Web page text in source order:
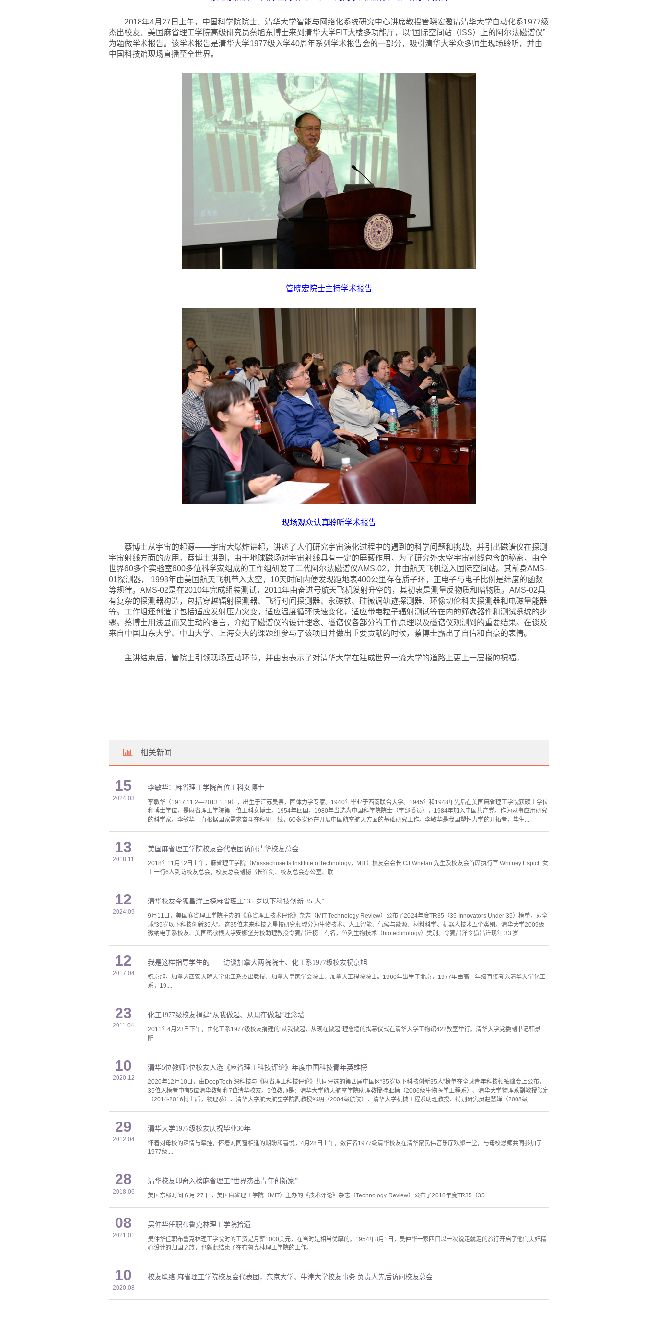
2018年4月27日上午，中国科学院院士、清华大学智能与网络化系统研究中心讲席教授管晓宏邀请清华大学自动化系1977级
杰出校友、美国麻省理工学院高级研究员蔡旭东博士来到清华大学FIT大楼多功能厅，以“国际空间站（ISS）上的阿尔法磁谱仪”
为题做学术报告。该学术报告是清华大学1977级入学40周年系列学术报告会的一部分，吸引清华大学众多师生现场聆听，并由
中国科技馆现场直播至全世界。
管晓宏院士主持学术报告
现场观众认真聆听学术报告
蔡博士从宇宙的起源——宇宙大爆炸讲起，讲述了人们研究宇宙演化过程中的遇到的科学问题和挑战，并引出磁谱仪在探测
宇宙射线方面的应用。蔡博士讲到，由于地球磁场对宇宙射线具有一定的屏蔽作用，为了研究外太空宇宙射线包含的秘密，由全
世界60多个实验室600多位科学家组成的工作组研发了二代阿尔法磁谱仪AMS-02，并由航天飞机送入国际空间站。其前身AMS-
01探测器， 1998年由美国航天飞机带入太空，10天时间内便发现距地表400公里存在质子环，正电子与电子比例是纬度的函数
等规律。AMS-02是在2010年完成组装测试，2011年由奋进号航天飞机发射升空的，其初衷是测量反物质和暗物质。AMS-02具
有复杂的探测器构造，包括穿越辐射探测器、飞行时间探测器、永磁铁、硅微调轨迹探测器、环像切伦科夫探测器和电磁量能器
等。工作组还创造了包括适应发射压力突变，适应温度循环快速变化，适应带电粒子辐射测试等在内的筛选器件和测试系统的步
骤。蔡博士用浅显而又生动的语言，介绍了磁谱仪的设计理念、磁谱仪各部分的工作原理以及磁谱仪观测到的重要结果。在谈及
来自中国山东大学、中山大学、上海交大的课题组参与了该项目并做出重要贡献的时候，蔡博士露出了自信和自豪的表情。
主讲结束后，管院士引领现场互动环节，并由衷表示了对清华大学在建成世界一流大学的道路上更上一层楼的祝福。
相关新闻
15
2024.03
李敏华：麻省理工学院首位工科女博士
李敏华（1917.11.2—2013.1.19），出生于江苏吴县，固体力学专家。1940年毕业于西南联合大学。1945年和1948年先后在美国麻省理工学院获硕士学位
和博士学位，是麻省理工学院第一位工科女博士。1954年回国，1980年当选为中国科学院院士（学部委员），1984年加入中国共产党。作为从事应用研究
的科学家，李敏华一直根据国家需求奋斗在科研一线，60多岁还在开展中国航空航天方面的基础研究工作。李敏华是我国塑性力学的开拓者，毕生...
13
2018.11
美国麻省理工学院校友会代表团访问清华校友总会
2018年11月12日上午，麻省理工学院（Massachusetts Institute ofTechnology，MIT）校友会会长 CJ Whelan 先生及校友会首席执行官 Whitney Espich 女
士一行6人到访校友总会，校友总会副秘书长崔剑、校友总会办公室、联...
12
2024.09
清华校友令狐昌洋上榜麻省理工“35 岁以下科技创新 35 人”
9月11日，美国麻省理工学院主办的《麻省理工技术评论》杂志（MIT Technology Review）公布了2024年度TR35（35 Innovators Under 35）榜单，即全
球“35岁以下科技创新35人”。这35位未来科技之星按研究领域分为生物技术、人工智能、气候与能源、材料科学、机器人技术五个类别。清华大学2009级
微纳电子系校友、美国密歇根大学安娜堡分校助理教授令狐昌洋榜上有名，位列生物技术（biotechnology）类别。令狐昌洋令狐昌洋现年 33 岁...
12
2017.04
我是这样指导学生的——访谈加拿大两院院士、化工系1977级校友祝京旭
祝京旭，加拿大西安大略大学化工系杰出教授、加拿大皇家学会院士、加拿大工程院院士。1960年出生于北京，1977年由高一年级直接考入清华大学化工
系，19....
23
2011.04
化工1977级校友捐建“从我做起、从现在做起”理念墙
2011年4月23日下午，由化工系1977级校友捐建的“从我做起，从现在做起”理念墙的揭幕仪式在清华大学工物馆422教室举行。清华大学党委副书记韩景
阳....
10
2020.12
清华5位教师7位校友入选《麻省理工科技评论》年度中国科技青年英雄榜
2020年12月10日，由DeepTech 深科技与《麻省理工科技评论》共同评选的第四届中国区“35岁以下科技创新35人”榜单在全球青年科技领袖峰会上公布，
35位入榜者中有5位清华教师和7位清华校友。5位教师是：清华大学航天航空学院助理教授眭亚楠（2006级生物医学工程系）、清华大学物理系副教授张定
（2014-2016博士后，物理系）、清华大学航天航空学院副教授邵玥（2004级航院）、清华大学机械工程系助理教授、特别研究员赵慧婵（2008级...
29
2012.04
清华大学1977级校友庆祝毕业30年
怀着对母校的深情与牵挂，怀着对同窗相逢的期盼和喜悦，4月28日上午，数百名1977级清华校友在清华蒙民伟音乐厅欢聚一堂，与母校恩师共同参加了
1977级....
28
2018.06
清华校友印奇入榜麻省理工“世界杰出青年创新家”
美国东部时间 6 月 27 日，美国麻省理工学院（MIT）主办的《技术评论》杂志（Technology Review）公布了2018年度TR35（35....
08
2021.01
吴仲华任职布鲁克林理工学院拾遗
吴仲华任职布鲁克林理工学院时的工资是月薪1000美元，在当时是相当优厚的。1954年8月1日，吴仲华一家四口以一次说走就走的旅行开启了他们夫妇精
心设计的归国之旅，也就此结束了在布鲁克林理工学院的工作。
10
2020.08
校友联络:麻省理工学院校友会代表团，东京大学、牛津大学校友事务 负责人先后访问校友总会